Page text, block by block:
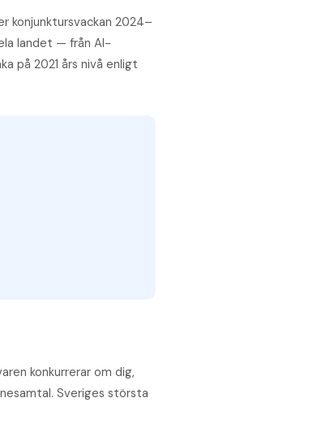
konjunktur­svackan 2024–
landet — från AI-
på 2021 års nivå enligt
konkurrerar om dig,
Sveriges största